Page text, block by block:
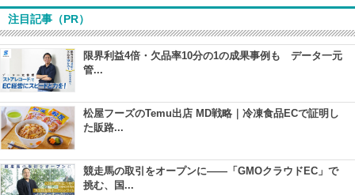
注目記事（PR）
限界利益4倍・欠品率10分の1の成果事例も データ一元
管...
松屋フーズのTemu出店 MD戦略｜冷凍食品ECで証明し
た販路...
競走馬の取引をオープンに――「GMOクラウドEC」で
挑む、国...